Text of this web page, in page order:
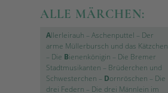
ALLE MÄRCHEN:
Allerleirauh – Aschenputtel – Der
arme Müllerbursch und das Kätzchen
– Die Bienenkönigin – Die Bremer
Stadtmusikanten – Brüderchen und
Schwesterchen – Dornröschen – Die
drei Federn – Die drei Männlein im